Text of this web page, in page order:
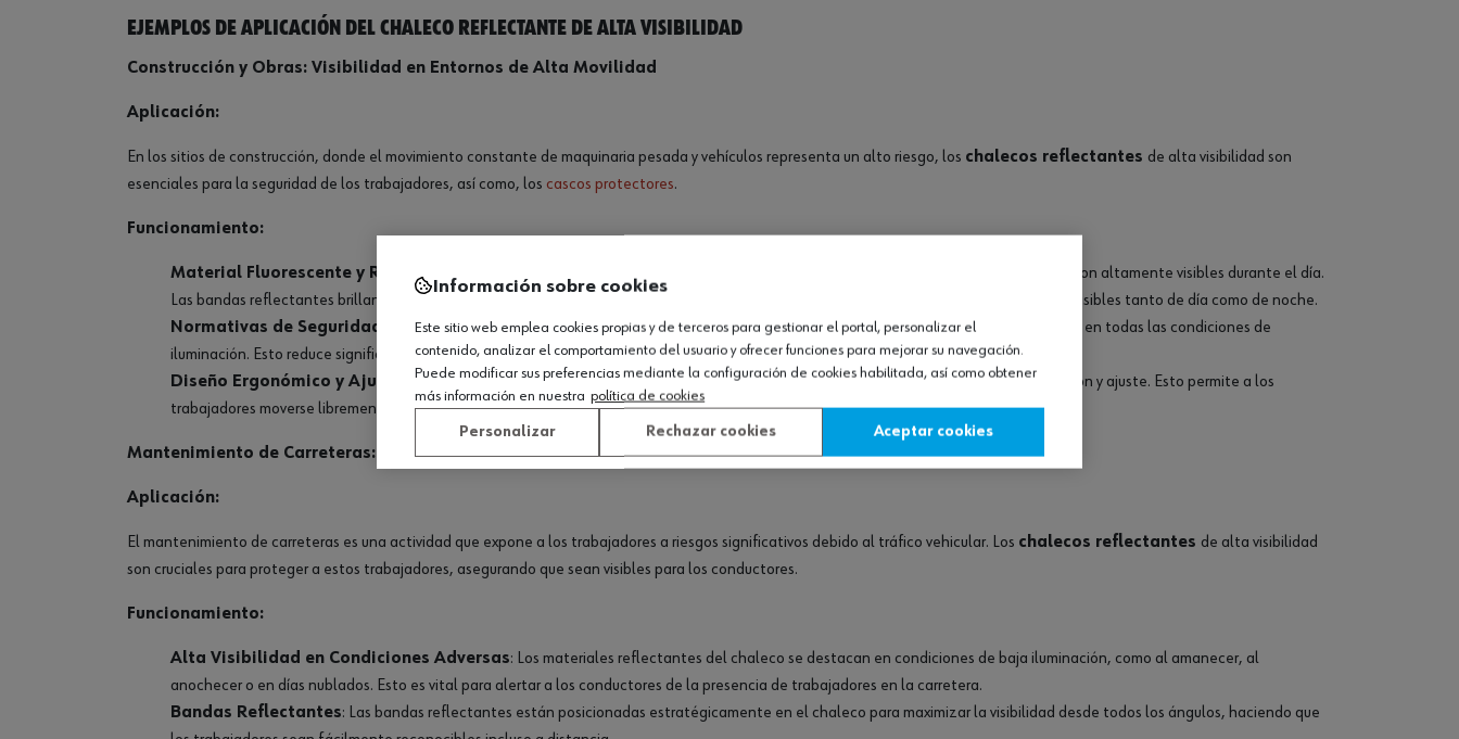
Ejemplos de aplicación del chaleco reflectante de alta visibilidad
Construcción y Obras: Visibilidad en Entornos de Alta Movilidad
Aplicación:
En los sitios de construcción, donde el movimiento constante de maquinaria pesada y vehículos representa un alto riesgo, los chalecos reflectantes de alta visibilidad son
esenciales para la seguridad de los trabajadores, así como, los cascos protectores.
Funcionamiento:
Material Fluorescente y Reflectante
: Los chalecos, generalmente de colores fluorescentes como el amarillo neón o el naranja, son altamente visibles durante el día.
Las bandas reflectantes brillan intensamente cuando se iluminan con las luces de los vehículos, asegurando que los trabajadores sean visibles tanto de día como de noche.
Normativas de Seguridad:
Cumplen con estándares de seguridad internacionales, garantizando que los trabajadores sean visibles en todas las condiciones de
iluminación. Esto reduce significativamente el riesgo de accidentes en el sitio de construcción.
Diseño Ergonómico y Ajustable:Los chalecos son ligeros y cómodos, con cierres de velcro o cremalleras que facilitan su colocación y ajuste. Esto permite a los
trabajadores moverse libremente sin restricciones, mejorando la eficiencia y seguridad en el trabajo.
Mantenimiento de Carreteras: Seguridad en Zonas de Tráfico
Aplicación:
El mantenimiento de carreteras es una actividad que expone a los trabajadores a riesgos significativos debido al tráfico vehicular. Los chalecos reflectantes de alta visibilidad
son cruciales para proteger a estos trabajadores, asegurando que sean visibles para los conductores.
Funcionamiento:
Alta Visibilidad en Condiciones Adversas: Los materiales reflectantes del chaleco se destacan en condiciones de baja iluminación, como al amanecer, al
anochecer o en días nublados. Esto es vital para alertar a los conductores de la presencia de trabajadores en la carretera.
Bandas Reflectantes: Las bandas reflectantes están posicionadas estratégicamente en el chaleco para maximizar la visibilidad desde todos los ángulos, haciendo que
Información sobre cookies
Este sitio web emplea cookies propias y de terceros para gestionar el portal, personalizar el
contenido, analizar el comportamiento del usuario y ofrecer funciones para mejorar su navegación.
Puede modificar sus preferencias mediante la configuración de cookies habilitada, así como obtener
más información en nuestra política de cookies
Personalizar Rechazar cookies Aceptar cookies